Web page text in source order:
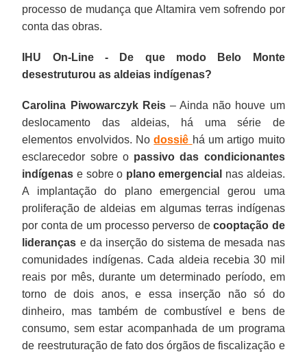
processo de mudança que Altamira vem sofrendo por
conta das obras.
IHU On-Line - De que modo Belo Monte
desestruturou as aldeias indígenas?
Carolina Piwowarczyk Reis– Ainda não houve um
deslocamento das aldeias, há uma série de
elementos envolvidos. Nodossiê há um artigo muito
esclarecedor sobre o passivo das condicionantes
indígenas e sobre o plano emergencial nas aldeias.
A implantação do plano emergencial gerou uma
proliferação de aldeias em algumas terras indígenas
por conta de um processo perverso decooptação de
lideranças e da inserção do sistema de mesada nas
comunidades indígenas. Cada aldeia recebia 30 mil
reais por mês, durante um determinado período, em
torno de dois anos, e essa inserção não só do
dinheiro, mas também de combustível e bens de
consumo, sem estar acompanhada de um programa
de reestruturação de fato dos órgãos de fiscalização e